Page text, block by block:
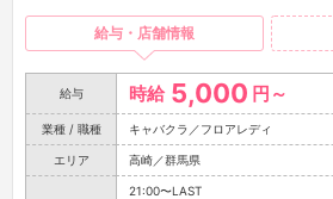
給与・店舗情報
給与 時給 5,000 円～
業種 / 職種 キャバクラ／フロアレディ
エリア 高崎／群馬県
21:00〜LAST